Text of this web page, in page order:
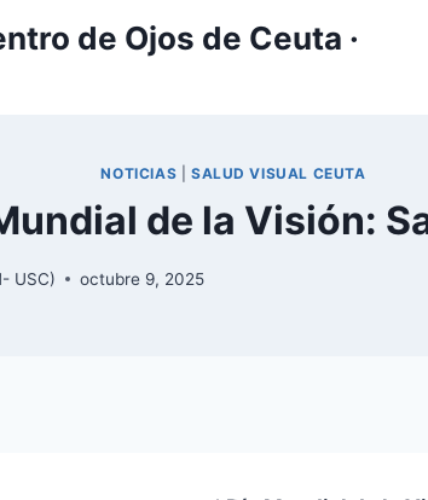
de Ojos de Ceuta ·
NOTICIAS SALUD VISUAL CEUTA
de la Visión:
USC) octubre 9, 2025